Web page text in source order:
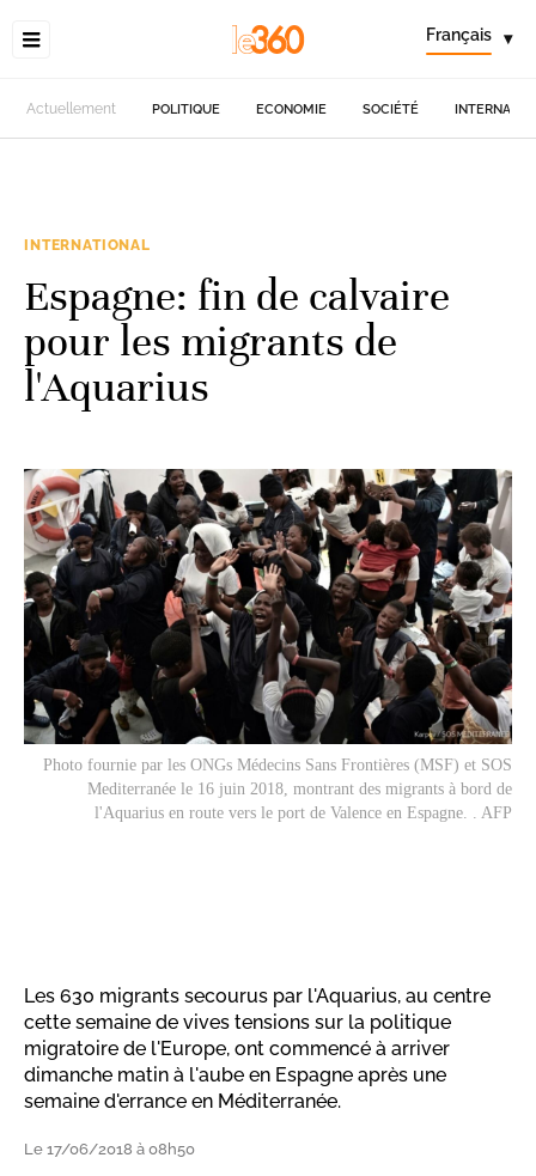
Français ▾
Actuellement POLITIQUE ECONOMIE SOCIÉTÉ
INTERNATIONAL
Espagne: fin de calvaire
pour les migrants de
l'Aquarius
Photo fournie par les ONGs Médecins Sans Frontières (MSF) et SOS
Mediterranée le 16 juin 2018, montrant des migrants à bord de
l'Aquarius en route vers le port de Valence en Espagne. . AFP
Les 630 migrants secourus par l'Aquarius, au centre
cette semaine de vives tensions sur la politique
migratoire de l'Europe, ont commencé à arriver
dimanche matin à l'aube en Espagne après une
semaine d'errance en Méditerranée.
Le 17/06/2018 à 08h50